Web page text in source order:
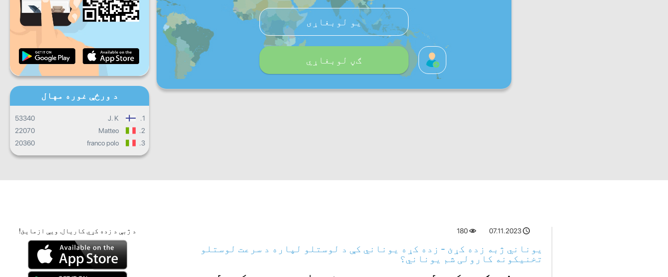
یو لوبغاړی
ګڼ لوبغاړي
میاشتنی پرمختګ
ټول ټال جريان
د ورځې غوره مهال
1.
J. K
53340
2.
Matteo
22070
3.
franco polo
20360
07.11.2023
180
یوناني ژبه زده کړئ - زده کړه یوناني کې د لوستلو لپاره د سرعت لوستلو
تخنیکونه کارولی شم یوناني؟
د ژبې د زده کړي کاریال. ویې ازمایئ!